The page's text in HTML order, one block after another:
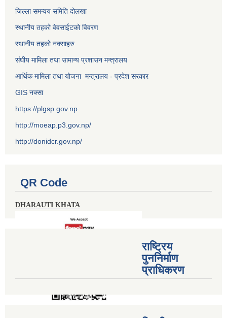
जिल्ला समन्वय समिति दोलखा
स्थानीय तहको वेवसाईटको विवरण
स्थानीय तहको नक्साहरु
संघीय मामिला तथा सामान्य प्रशासन मन्त्रालय
आर्थिक मामिला तथा योजना मन्त्रालय - प्रदेश सरकार
GIS नक्सा
https://plgsp.gov.np
http://moeap.p3.gov.np/
http://donidcr.gov.np/
QR Code
DHARAUTI KHATA
राष्ट्रिय
पुननिर्माण
प्राधिकरण